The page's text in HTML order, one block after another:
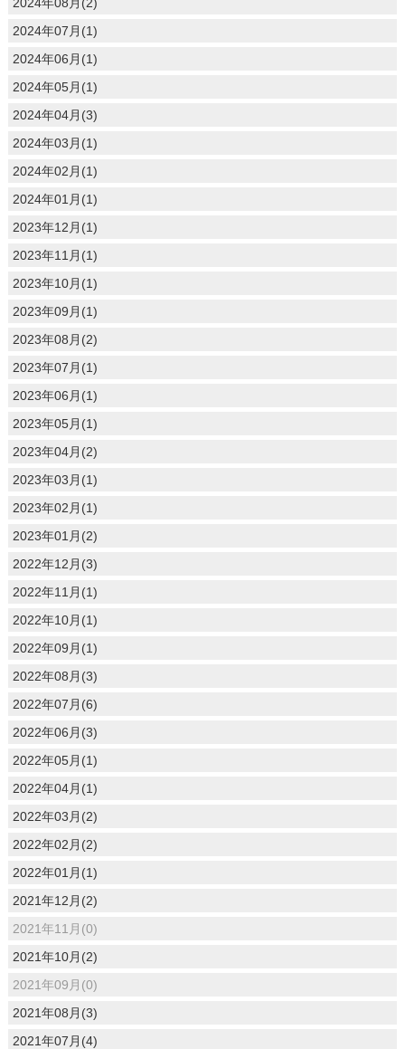
2024年07月(1)
2024年06月(1)
2024年05月(1)
2024年04月(3)
2024年03月(1)
2024年02月(1)
2024年01月(1)
2023年12月(1)
2023年11月(1)
2023年10月(1)
2023年09月(1)
2023年08月(2)
2023年07月(1)
2023年06月(1)
2023年05月(1)
2023年04月(2)
2023年03月(1)
2023年02月(1)
2023年01月(2)
2022年12月(3)
2022年11月(1)
2022年10月(1)
2022年09月(1)
2022年08月(3)
2022年07月(6)
2022年06月(3)
2022年05月(1)
2022年04月(1)
2022年03月(2)
2022年02月(2)
2022年01月(1)
2021年12月(2)
2021年11月(0)
2021年10月(2)
2021年09月(0)
2021年08月(3)
2021年07月(4)